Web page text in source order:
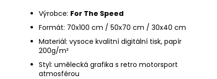
Výrobce: For The Speed
Formát: 70x100 cm / 50x70 cm / 30x40 cm
Materiál: vysoce kvalitní digitální tisk, papír
200g/m²
Styl: umělecká grafika s retro motorsport
atmosférou